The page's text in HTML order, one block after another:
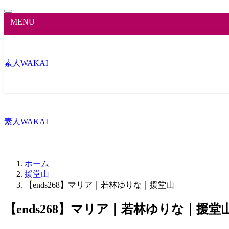
MENU
素人WAKAI
素人WAKAI
ホーム
援堂山
【ends268】マリア｜若林ゆりな｜援堂山
【ends268】マリア｜若林ゆりな｜援堂